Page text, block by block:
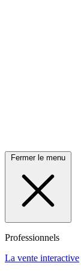
Fermer le menu
Professionnels
La vente interactive